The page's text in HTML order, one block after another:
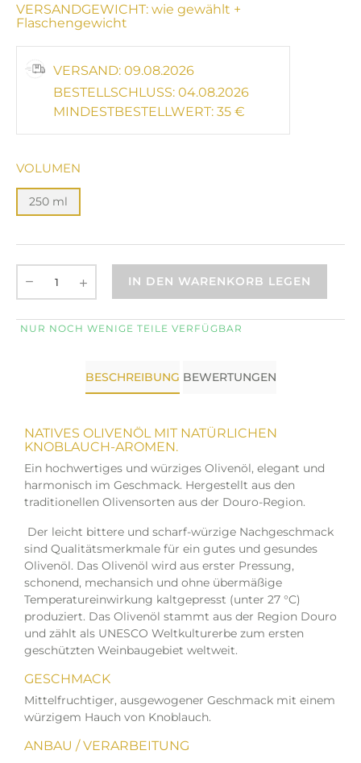
VERSANDGEWICHT: wie gewählt +
Flaschengewicht
VERSAND: 09.08.2026
BESTELLSCHLUSS: 04.08.2026
MINDESTBESTELLWERT: 35 €
VOLUMEN
250 ml
IN DEN WARENKORB LEGEN
NUR NOCH WENIGE TEILE VERFÜGBAR
BESCHREIBUNG BEWERTUNGEN
NATIVES OLIVENÖL MIT NATÜRLICHEN
KNOBLAUCH-AROMEN.
Ein hochwertiges und würziges Olivenöl, elegant und
harmonisch im Geschmack. Hergestellt aus den
traditionellen Olivensorten aus der Douro-Region.
Der leicht bittere und scharf-würzige Nachgeschmack
sind Qualitätsmerkmale für ein gutes und gesundes
Olivenöl. Das Olivenöl wird aus erster Pressung,
schonend, mechansich und ohne übermäßige
Temperatureinwirkung kaltgepresst (unter 27 °C)
produziert. Das Olivenöl stammt aus der Region Douro
und zählt als UNESCO Weltkulturerbe zum ersten
geschützten Weinbaugebiet weltweit.
GESCHMACK
Mittelfruchtiger, ausgewogener Geschmack mit einem
würzigem Hauch von Knoblauch.
ANBAU / VERARBEITUNG